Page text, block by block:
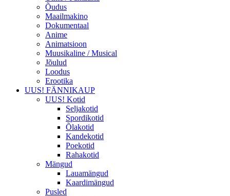
Õudus
Maailmakino
Dokumentaal
Anime
Animatsioon
Muusikaline / Musical
Jõulud
Loodus
Erootika
UUS! FÄNNIKAUP
UUS! Kotid
Seljakotid
Spordikotid
Õlakotid
Kandekotid
Poekotid
Rahakotid
Mängud
Lauamängud
Kaardimängud
Pusled